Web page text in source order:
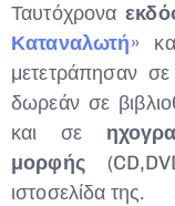
Ταυτόχρονα
Καταναλωτή»
μετετράπησαν
δωρεάν σε
και σε
μορφής
ιστοσελίδα της.